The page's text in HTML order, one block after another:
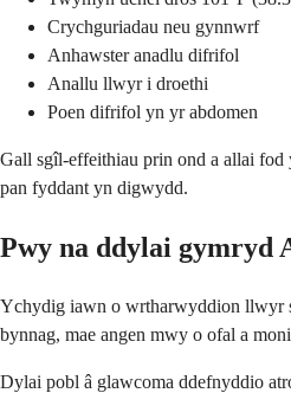
Crychguriadau neu gynnwrf
Anhawster anadlu difrifol
Anallu llwyr i droethi
Poen difrifol yn yr abdomen
Gall sgîl-effeithiau prin ond a allai fod
pan fyddant yn digwydd.
Pwy na ddylai gymryd
Ychydig iawn o wrtharwyddion llwyr
bynnag, mae angen mwy o ofal a
Dylai pobl â glawcoma ddefnyddio